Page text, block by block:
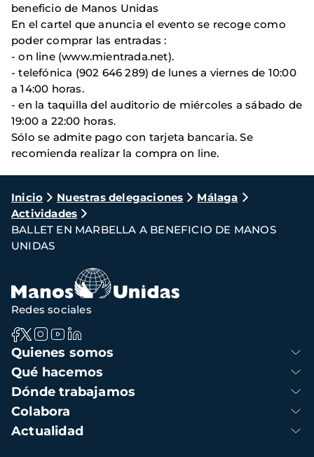
beneficio de Manos Unidas
En el cartel que anuncia el evento se recoge como
poder comprar las entradas :
- on line (www.mientrada.net).
- telefónica (902 646 289) de lunes a viernes de 10:00
a 14:00 horas.
- en la taquilla del auditorio de miércoles a sábado de
19:00 a 22:00 horas.
Sólo se admite pago con tarjeta bancaria. Se
recomienda realizar la compra on line.
Ruta
de
navegación
Inicio Nuestras delegaciones
Málaga
Actividades
BALLET EN MARBELLA A BENEFICIO DE MANOS
UNIDAS
Navegación
principal
Quienes somos
Qué hacemos
Dónde trabajamos
Colabora
Actualidad
Redes sociales